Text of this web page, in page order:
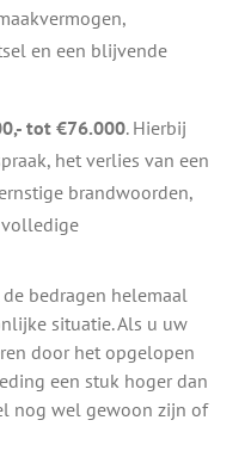
en een blijvende
tot €76.000. Hierbij
het verlies van een
brandwoorden,
bedragen helemaal
situatie. Als u uw
door het opgelopen
een stuk hoger dan
nog wel gewoon zijn of